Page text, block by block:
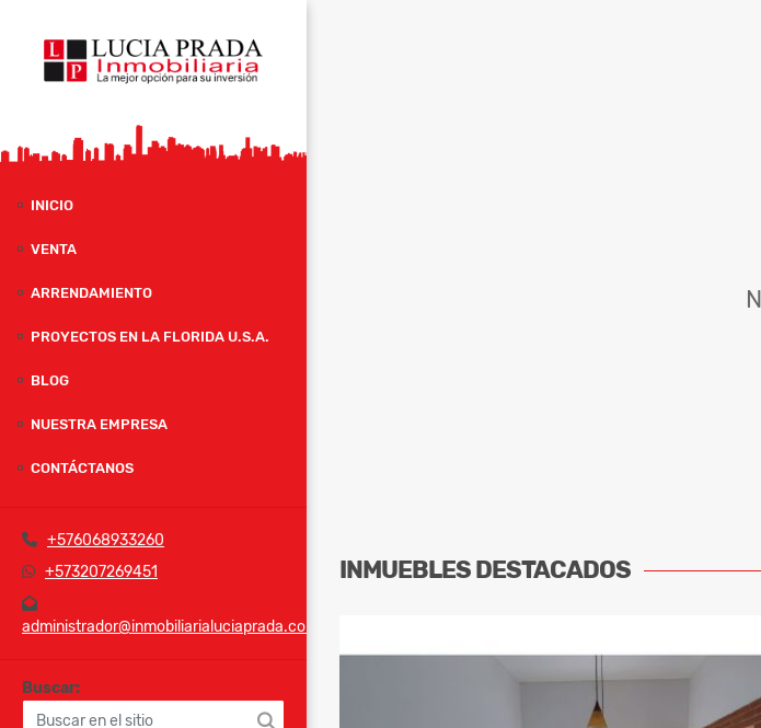
INICIO
VENTA
ARRENDAMIENTO
PROYECTOS EN LA FLORIDA U.S.A.
BLOG
NUESTRA EMPRESA
CONTÁCTANOS
+576068933260
+573207269451
administrador@inmobiliarialuciaprada.com
Buscar:
INMUEBLESDESTACADOS